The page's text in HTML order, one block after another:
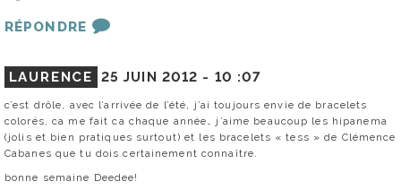
RÉPONDRE
LAURENCE 25 JUIN 2012 - 10 :07
c’est drôle, avec l’arrivée de l’été, j’ai toujours envie de bracelets
colorés, ca me fait ca chaque année… j’aime beaucoup les hipanema
(jolis et bien pratiques surtout) et les bracelets « tess » de Clémence
Cabanes que tu dois certainement connaître.
bonne semaine Deedee!